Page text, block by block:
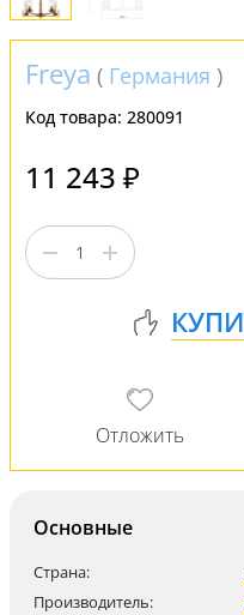
Freya ( Германия )
Код товара: 280091
11 243 ₽
Основные
Страна:
Производитель: